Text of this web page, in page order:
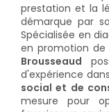
prestation et la
démarque par
Spécialisée en
en promotion
Brousseaud
d'expérience
social et de
mesure pour